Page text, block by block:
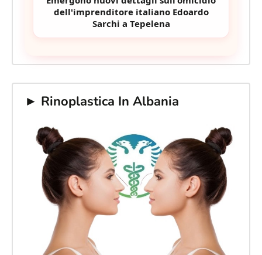
dell'imprenditore italiano Edoardo
Sarchi a Tepelena
► Rinoplastica In Albania